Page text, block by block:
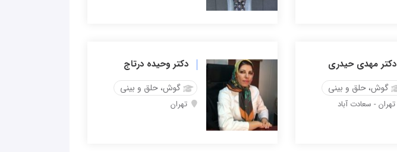
دکتر مهدی حیدری
گوش، حلق و بینی
تهران - سعادت آباد
دکتر وحیده درتاج
گوش، حلق و بینی
تهران